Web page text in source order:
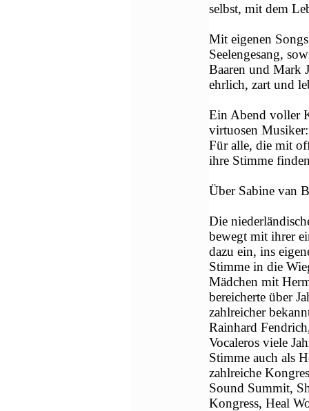
selbst, mit dem
Mit eigenen
Seelengesang,
Baaren und Mark
ehrlich, zart und
Ein Abend voller
virtuosen
Für alle, die mit
ihre Stimme
Über Sabine van
Die
bewegt mit ihrer
dazu ein, ins
Stimme in die
Mädchen mit
bereicherte über
zahlreicher
Rainhard
Vocaleros viele
Stimme auch als
zahlreiche
Sound Summit,
Kongress, Heal